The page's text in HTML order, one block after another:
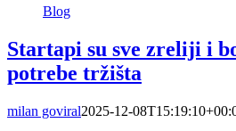
Blog
Startapi su sve zreliji i
potrebe tržišta
milan goviral2025-12-